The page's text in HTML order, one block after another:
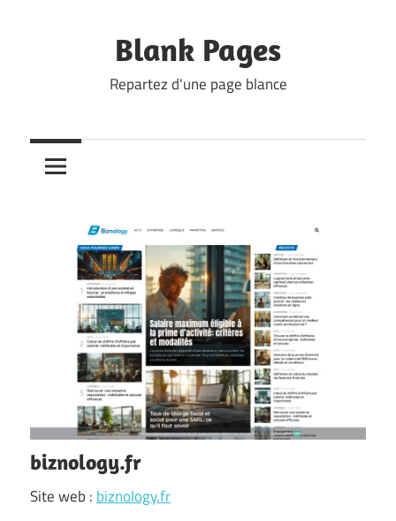
Blank Pages
Repartez d'une page blance
biznology.fr
Site web : biznology.fr